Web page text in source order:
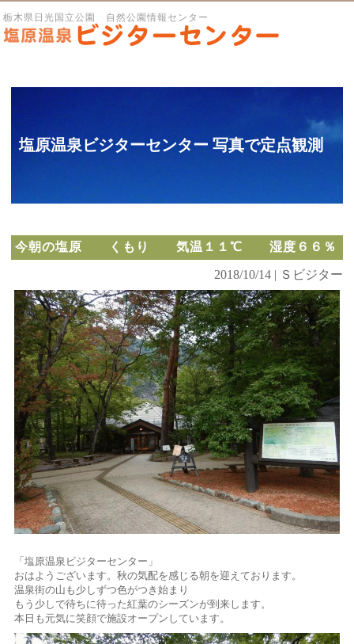
栃木県日光国立公園 自然公園情報センター
塩原温泉ビジターセンター 写真で定点観測
今朝の塩原 くもり 気温１１℃ 湿度６６％
2018/10/14 | Ｓビジター
「塩原温泉ビジターセンター」
おはようございます。秋の気配を感じる朝を迎えております。
温泉街の山も少しずつ色がつき始まり
もう少しで待ちに待った紅葉のシーズンが到来します。
本日も元気に笑顔で施設オープンしています。